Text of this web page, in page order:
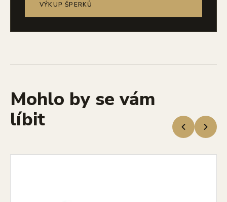
VÝKUP ŠPERKŮ
Mohlo by se vám
líbit